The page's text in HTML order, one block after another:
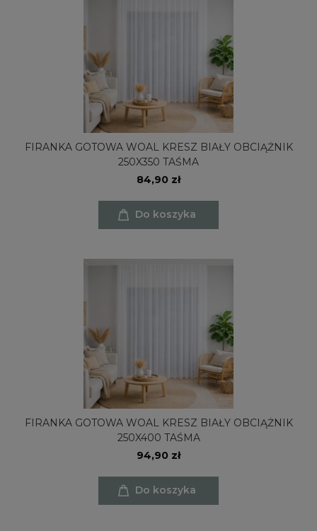
FIRANKA GOTOWA WOAL KRESZ BIAŁY OBCIĄŻNIK
250X350 TAŚMA
84,90 zł
Do koszyka
FIRANKA GOTOWA WOAL KRESZ BIAŁY OBCIĄŻNIK
250X400 TAŚMA
94,90 zł
Do koszyka